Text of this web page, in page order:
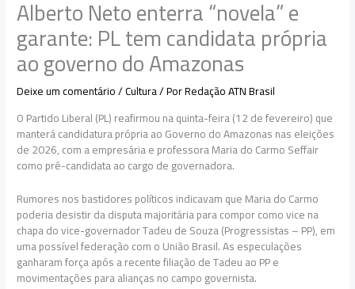
Alberto Neto enterra “novela” e
garante: PL tem candidata própria
ao governo do Amazonas
Deixe um comentário/Cultura/ PorRedação ATN Brasil
O Partido Liberal (PL) reafirmou na quinta-feira (12 de fevereiro) que
manterá candidatura própria ao Governo do Amazonas nas eleições
de 2026, com a empresária e professora Maria do Carmo Seffair
como pré-candidata ao cargo de governadora.
Rumores nos bastidores políticos indicavam que Maria do Carmo
poderia desistir da disputa majoritária para compor como vice na
chapa do vice-governador Tadeu de Souza (Progressistas – PP), em
uma possível federação com o União Brasil. As especulações
ganharam força após a recente filiação de Tadeu ao PP e
movimentações para alianças no campo governista.